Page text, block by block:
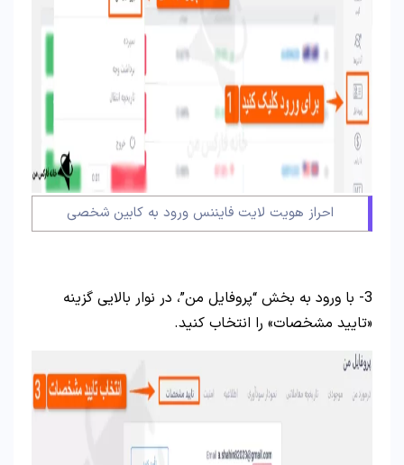
احراز هویت لایت فایننس ورود به کابین شخصی
3- با ورود به بخش “پروفایل من”، در نوار بالایی گزینه
«تایید مشخصات» را انتخاب کنید.